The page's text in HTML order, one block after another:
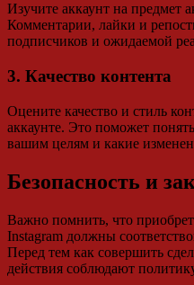
Изучите аккаунт на предмет
Комментарии, лайки и
подписчиков и ожидаемой
3. Качество контента
Оцените качество и стиль
аккаунте. Это поможет
вашим целям и какие
Безопасность и
Важно помнить, что
Instagram должны
Перед тем как совершить
действия соблюдают